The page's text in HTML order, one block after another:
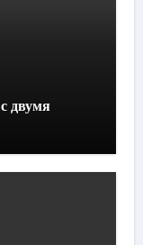
двумя